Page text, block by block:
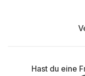
Hast du eine